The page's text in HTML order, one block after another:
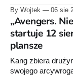
przygotowuje
raz”, którego
By Wojtek 06 sie
„Avengers.
startuje 12
plansze
Kang zbiera
swojego